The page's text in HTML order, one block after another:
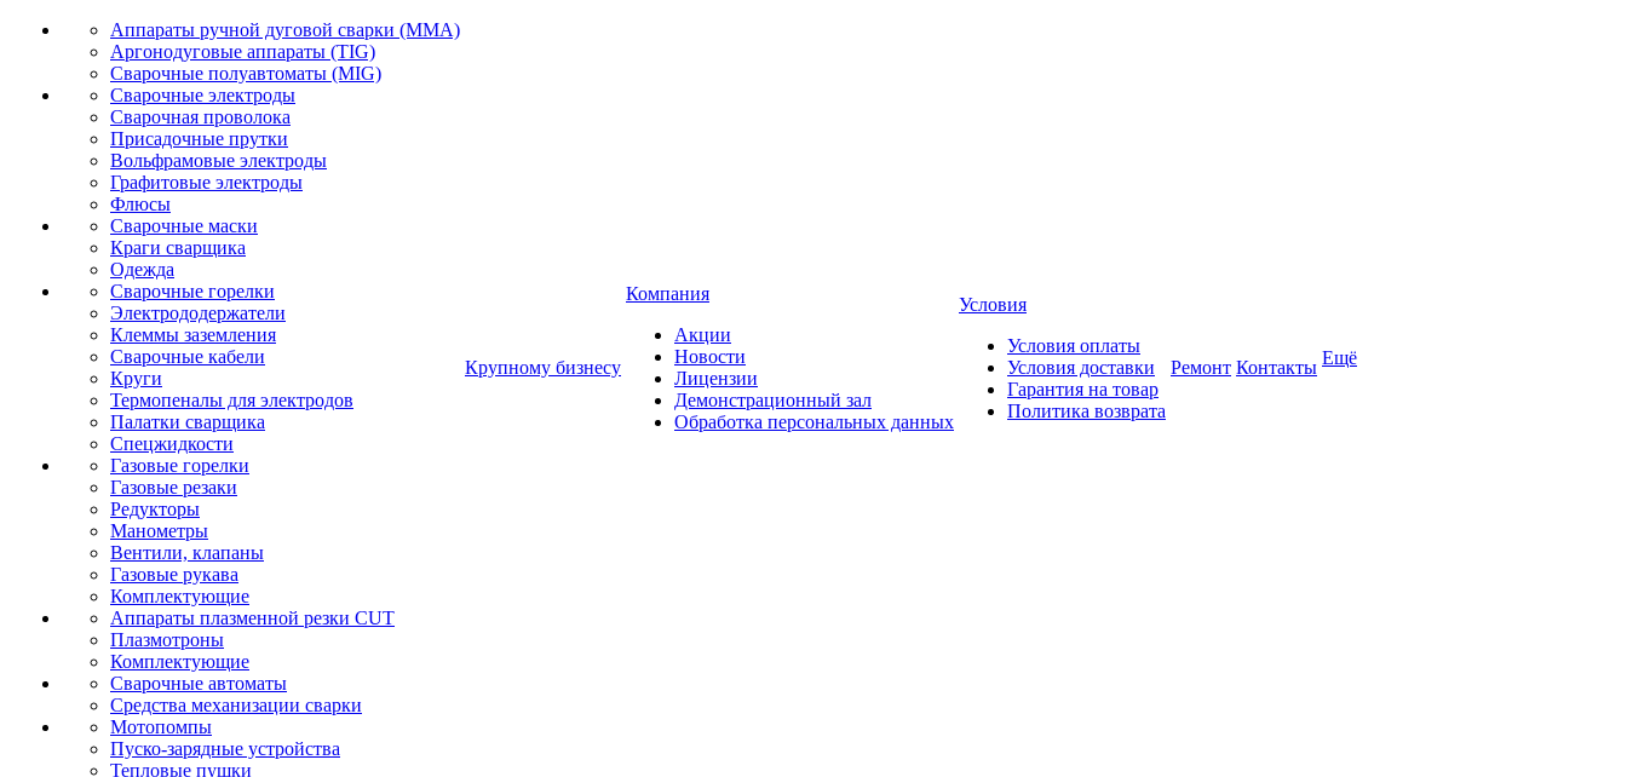
Аппараты ручной дуговой сварки (MMA)
Аргонодуговые аппараты (TIG)
Сварочные полуавтоматы (MIG)
Сварочные электроды
Сварочная проволока
Присадочные прутки
Вольфрамовые электроды
Графитовые электроды
Флюсы
Сварочные маски
Краги сварщика
Одежда
Сварочные горелки
Электрододержатели
Клеммы заземления
Сварочные кабели
Круги
Термопеналы для электродов
Палатки сварщика
Спецжидкости
Газовые горелки
Газовые резаки
Редукторы
Манометры
Вентили, клапаны
Газовые рукава
Комплектующие
Аппараты плазменной резки CUT
Плазмотроны
Комплектующие
Сварочные автоматы
Средства механизации сварки
Мотопомпы
Пуско-зарядные устройства
Тепловые пушки
Крупному бизнесу
Компания
Акции
Новости
Лицензии
Демонстрационный зал
Обработка персональных данных
Условия
Условия оплаты
Условия доставки
Гарантия на товар
Политика возврата
Ремонт Контакты Ещё